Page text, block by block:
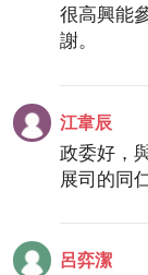
很高興能
謝。
江韋辰
政委好，
展司的同
呂弈潔